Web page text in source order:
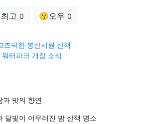
고 0 😗오우 0
즈넉한 봉산서원 산책
터파크 개장 소식
과 맛의 향연
달빛이 어우러진 밤 산책 명소